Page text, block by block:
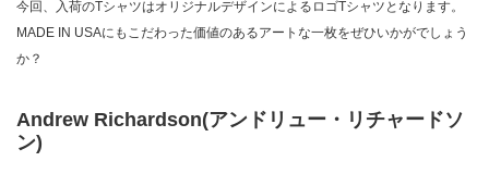
今回、入荷のTシャツはオリジナルデザインによるロゴTシャツとなります。
MADE IN USAにもこだわった価値のあるアートな一枚をぜひいかがでしょう
か？
Andrew Richardson(アンドリュー・リチャードソ
ン)